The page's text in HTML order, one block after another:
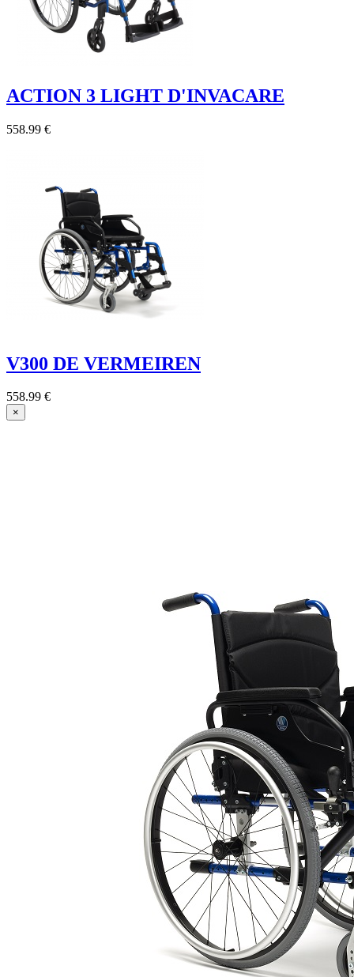
ACTION 3 LIGHT D'INVACARE
558.99 €
V300 DE VERMEIREN
558.99 €
×